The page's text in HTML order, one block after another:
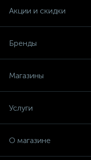
Акции и скидки
Бренды
Магазины
Услуги
О магазине